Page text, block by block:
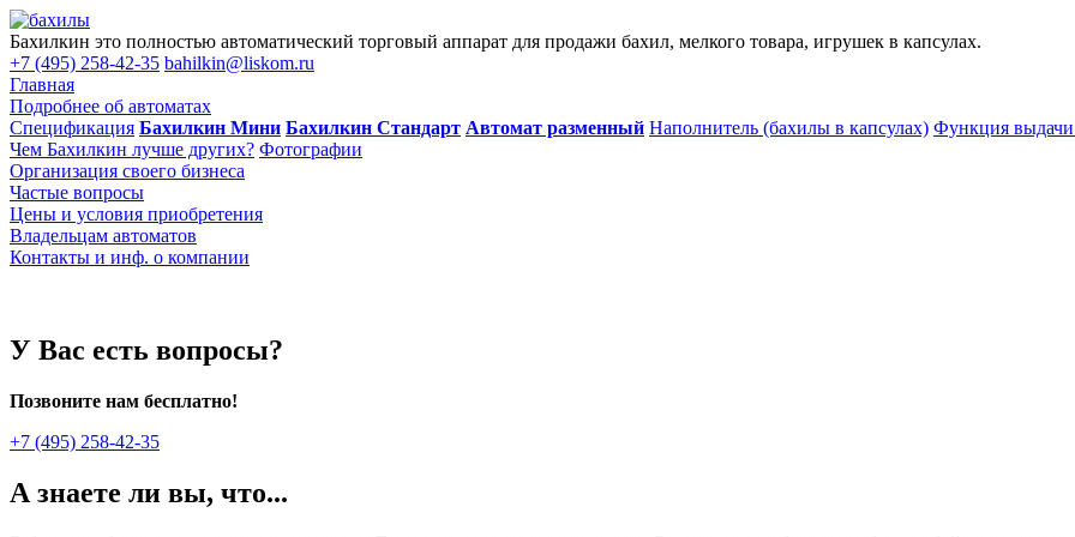
Бахилкин это полностью автоматический торговый аппарат для продажи бахил, мелкого товара, игрушек в капсулах.
+7 (495) 258-42-35 bahilkin@liskom.ru
Главная
Подробнее об автоматах
Спецификация Бахилкин Мини Бахилкин Стандарт Автомат разменный Наполнитель (бахилы в капсулах) Функция выдачи
Чем Бахилкин лучше других? Фотографии
Организация своего бизнеса
Частые вопросы
Цены и условия приобретения
Владельцам автоматов
Контакты и инф. о компании
У Вас есть вопросы?
Позвоните нам бесплатно!
+7 (495) 258-42-35
А знаете ли вы, что...